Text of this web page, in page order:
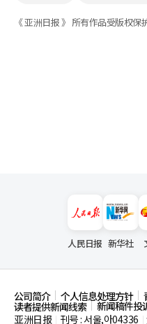
《 亚洲日报 》 所有作品受版权保
人民日报 新华社
公司简介 个人信息处理方针
读者提供新闻线索
新闻稿件投
亚洲日报
刊号 : 서울,아04336